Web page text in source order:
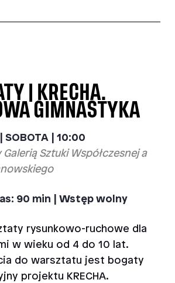
| KRECHA.
GIMNASTYKA
SOBOTA | 10:00
Sztuki Współczesnej a
90 min | Wstęp wolny
rysunkowo-ruchowe dla
w wieku od 4 do 10 lat.
do warsztatu jest bogaty
projektu KRECHA.